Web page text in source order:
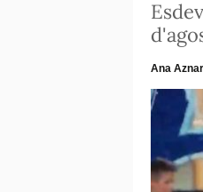
Ana Aznar